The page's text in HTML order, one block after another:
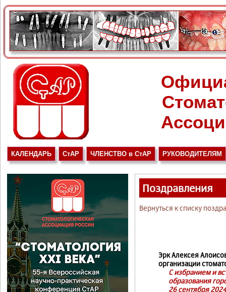
КАЛЕНДАРЬ СтАР ЧЛЕНСТВО в СтАР РУКОВОДИТЕЛЯМ
Поздравления
Вернуться к списку
Эрк Алексея
организации
С избранием и
образования
26 сентября